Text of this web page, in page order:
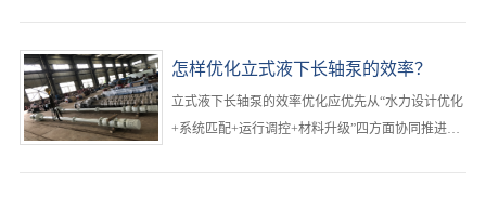
性大修；但在含腐蚀性介质、含固颗粒等高危工况
怎样优化立式液下长轴泵的效率？
​立式液下长轴泵的效率优化应优先从“水力设计优化
+系统匹配+运行调控+材料升级”四方面协同推进，‌